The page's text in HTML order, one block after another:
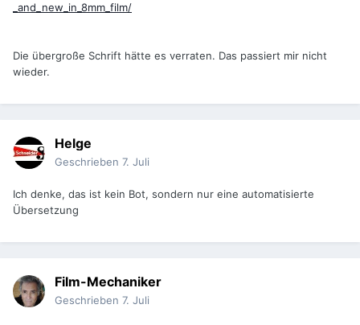
_and_new_in_8mm_film/
Die übergroße Schrift hätte es verraten. Das passiert mir nicht
wieder.
Helge
Geschrieben 7. Juli
Ich denke, das ist kein Bot, sondern nur eine automatisierte
Übersetzung
Film-Mechaniker
Geschrieben 7. Juli